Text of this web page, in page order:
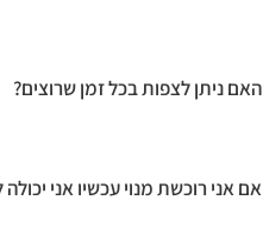
האם ניתן לצפות בכל זמן שרוצים?
אם אני רוכשת מנוי עכשיו אני